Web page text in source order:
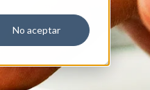
No aceptar